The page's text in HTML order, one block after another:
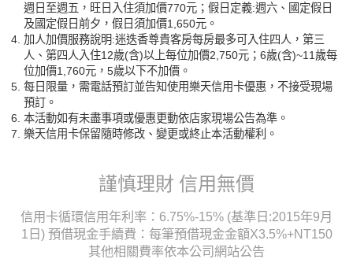
週日至週五，旺日入住須加價770元；假日定義:週六、國定假日
及國定假日前夕，假日須加價1,650元。
加人加價服務說明:迷迭香尊貴客房每房最多可入住四人，第三
人、第四人入住12歲(含)以上每位加價2,750元；6歲(含)~11歲每
位加價1,760元，5歲以下不加價。
每日限量，需電話預訂並告知使用樂天信用卡優惠，不接受現場
預訂。
本活動如有未盡事項或優惠更動依店家現場公告為準。
樂天信用卡保留隨時修改、變更或終止本活動權利。
謹慎理財 信用無價
信用卡循環信用年利率：6.75%-15% (基準日:2015年9月
1日) 預借現金手續費：每筆預借現金金額X3.5%+NT150
其他相關費率依本公司網站公告